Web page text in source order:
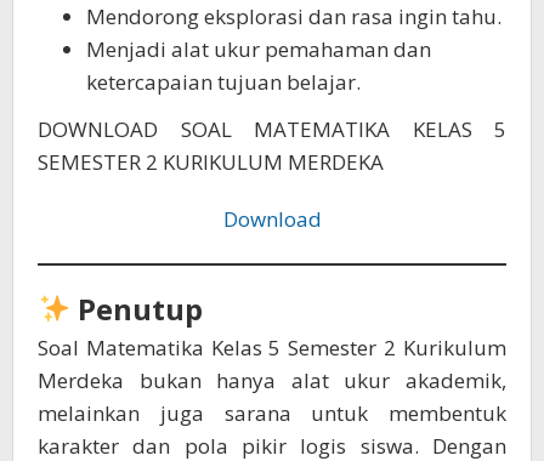
Mendorong eksplorasi dan rasa ingin tahu.
Menjadi alat ukur pemahaman dan
ketercapaian tujuan belajar.
DOWNLOAD SOAL MATEMATIKA KELAS 5
SEMESTER 2 KURIKULUM MERDEKA
Download
Penutup
Soal Matematika Kelas 5 Semester 2 Kurikulum
Merdeka bukan hanya alat ukur akademik,
melainkan juga sarana untuk membentuk
karakter dan pola pikir logis siswa. Dengan